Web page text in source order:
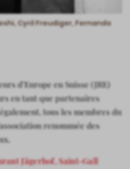
Cyril Freudiger, Fernando
d’Europe en Suisse (JRE)
en tant que partenaires
tous les membres du
renommée des
Jägerhof, Saint-Gall